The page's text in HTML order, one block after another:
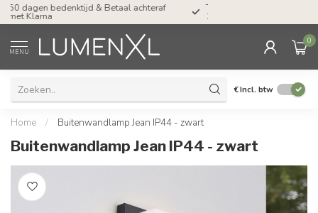
Tel: ma-do tot 23.00, vr tot 21.00, za tot
17.00 uur
MENU
0
€Incl. btw
Home / Buitenwandlamp Jean IP44 - zwart
Buitenwandlamp Jean IP44 - zwart